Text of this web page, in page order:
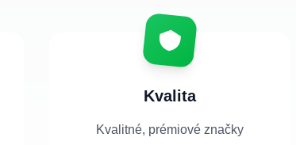
Kvalita
Kvalitné, prémiové značky